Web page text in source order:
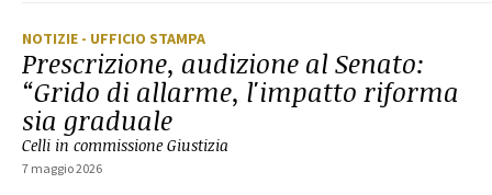
NOTIZIE - UFFICIO STAMPA
Prescrizione, audizione al Senato:
“Grido di allarme, l'impatto riforma
sia graduale
Celli in commissione Giustizia
7 maggio 2026